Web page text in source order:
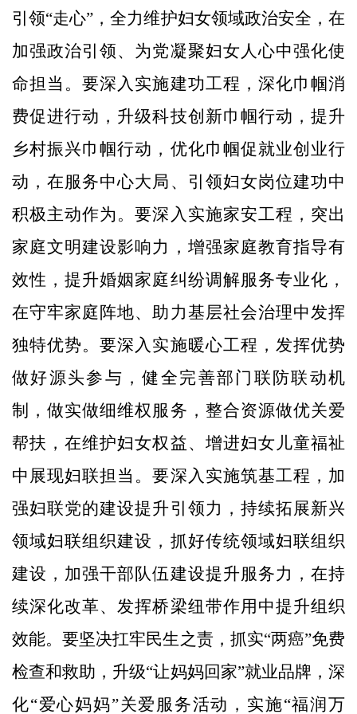
引领“走心”，全力维护妇女领域政治安全，在
加强政治引领、为党凝聚妇女人心中强化使
命担当。要深入实施建功工程，深化巾帼消
费促进行动，升级科技创新巾帼行动，提升
乡村振兴巾帼行动，优化巾帼促就业创业行
动，在服务中心大局、引领妇女岗位建功中
积极主动作为。要深入实施家安工程，突出
家庭文明建设影响力，增强家庭教育指导有
效性，提升婚姻家庭纠纷调解服务专业化，
在守牢家庭阵地、助力基层社会治理中发挥
独特优势。要深入实施暖心工程，发挥优势
做好源头参与，健全完善部门联防联动机
制，做实做细维权服务，整合资源做优关爱
帮扶，在维护妇女权益、增进妇女儿童福祉
中展现妇联担当。要深入实施筑基工程，加
强妇联党的建设提升引领力，持续拓展新兴
领域妇联组织建设，抓好传统领域妇联组织
建设，加强干部队伍建设提升服务力，在持
续深化改革、发挥桥梁纽带作用中提升组织
效能。要坚决扛牢民生之责，抓实“两癌”免费
检查和救助，升级“让妈妈回家”就业品牌，深
化“爱心妈妈”关爱服务活动，实施“福润万